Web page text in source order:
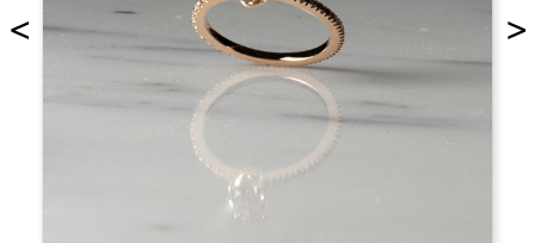
< >